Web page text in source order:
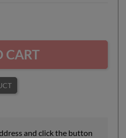
CART
and click the button